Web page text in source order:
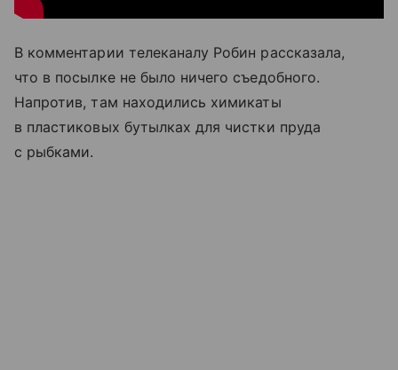
В комментарии телеканалу Робин рассказала,
что в посылке не было ничего съедобного.
Напротив, там находились химикаты
в пластиковых бутылках для чистки пруда
с рыбками.